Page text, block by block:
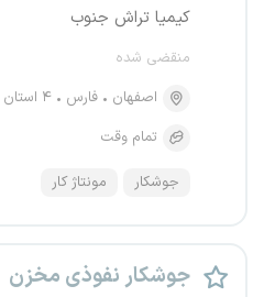
کیمیا تراش جنوب
منقضی شده
اصفهان
فارس
۴ استان دیگر
تمام وقت
جوشکار مونتاژ کار
جوشکار نفوذی مخزن